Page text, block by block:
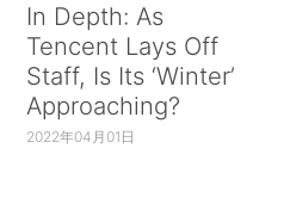
In Depth: As
Tencent Lays Off
Staff, Is Its ‘Winter’
Approaching?
2022年04月01日